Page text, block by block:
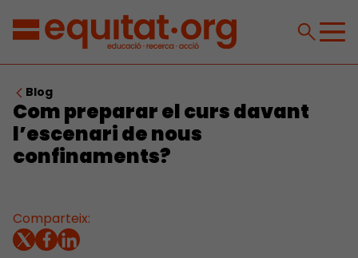
Blog
Com preparar el curs davant
l’escenari de nous
confinaments?
Comparteix: